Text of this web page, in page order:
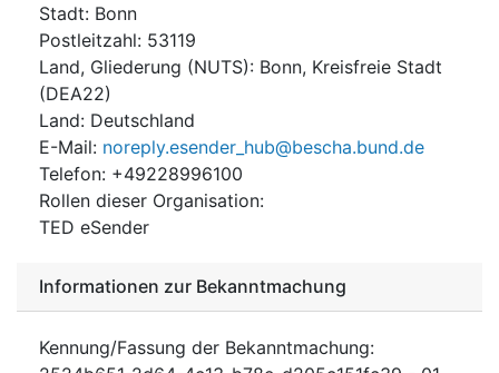
Stadt: Bonn
Postleitzahl: 53119
Land, Gliederung (NUTS): Bonn, Kreisfreie Stadt
(DEA22)
Land: Deutschland
E-Mail: noreply.esender_hub@bescha.bund.de
Telefon: +49228996100
Rollen dieser Organisation:
TED eSender
Informationen zur Bekanntmachung
Kennung/Fassung der Bekanntmachung: